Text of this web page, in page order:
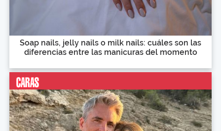
Soap nails, jelly nails o milk nails: cuáles son las
diferencias entre las manicuras del momento